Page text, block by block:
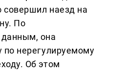
совершил наезд на
По
она
по нерегулируемому
Об этом